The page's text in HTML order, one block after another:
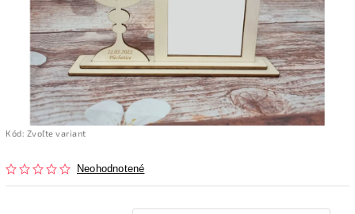
Kód: Zvoľte variant
Neohodnotené